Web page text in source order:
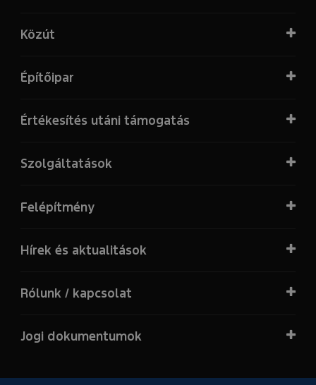
Közút
Építőipar
Értékesítés utáni támogatás
Szolgáltatások
Felépítmény
Hírek és aktualitások
Rólunk / kapcsolat
Jogi dokumentumok